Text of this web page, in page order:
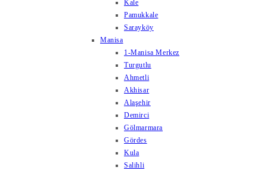
Kale
Pamukkale
Sarayköy
Manisa
1-Manisa Merkez
Turgutlu
Ahmetli
Akhisar
Alaşehir
Demirci
Gölmarmara
Gördes
Kula
Salihli